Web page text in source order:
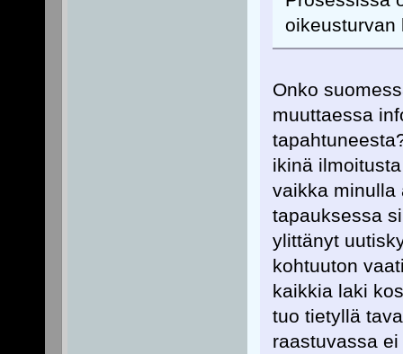
oikeusturvan
Onko
muuttaessa
ikinä
vaikka minulla
tapauksessa
ylittänyt
kohtuuton
kaikkia laki
tuo tietyllä
raastuvassa